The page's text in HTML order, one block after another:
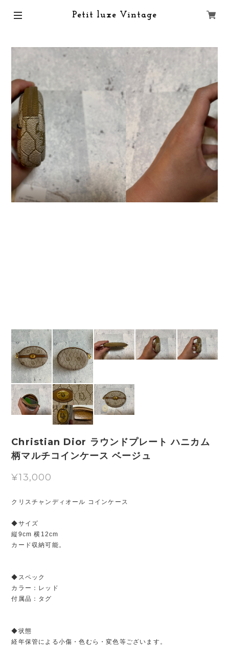
Petit luxe Vintage
Christian Dior ラウンドプレート ハニカム
柄マルチコインケース ベージュ
¥13,000
クリスチャンディオール コインケース
◆サイズ
縦9cm 横12cm
カード収納可能。
◆スペック
カラー：レッド
付属品：タグ
◆状態
経年保管による小傷・色むら・変色等ございます。